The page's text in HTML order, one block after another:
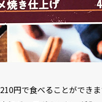
210円で食べることができ